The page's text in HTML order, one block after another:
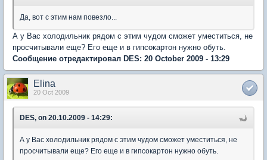
Да, вот с этим нам повезло...
А у Вас холодильник рядом с этим чудом сможет уместиться, не
просчитывали еще? Его еще и в гипсокартон нужно обуть.
Сообщение отредактировал DES: 20 October 2009 - 13:29
Elina
20 Oct 2009
DES, on 20.10.2009 - 14:29:
А у Вас холодильник рядом с этим чудом сможет уместиться, не
просчитывали еще? Его еще и в гипсокартон нужно обуть.